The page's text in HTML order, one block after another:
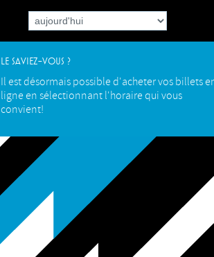
Le saviez-vous ?
Il est désormais possible d'acheter vos billets
ligne en sélectionnant l'horaire qui vous
convient!